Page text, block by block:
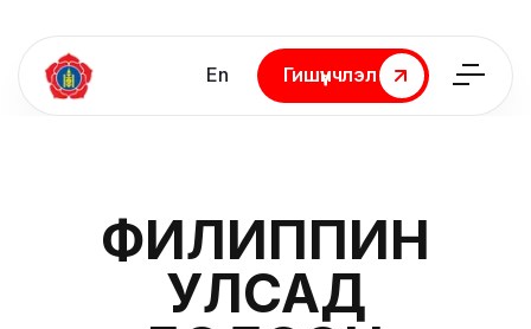
En
Гишүүнчлэл
Гишүүнчлэл
ФИЛИППИН
УЛСАД